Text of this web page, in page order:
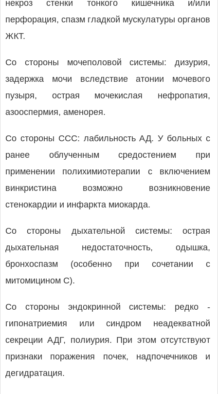
некроз стенки тонкого кишечника и/или
перфорация, спазм гладкой мускулатуры органов
ЖКТ.
Со стороны мочеполовой системы: дизурия,
задержка мочи вследствие атонии мочевого
пузыря, острая мочекислая нефропатия,
азооспермия, аменорея.
Со стороны ССС: лабильность АД. У больных с
ранее облученным средостением при
применении полихимиотерапии с включением
винкристина возможно возникновение
стенокардии и инфаркта миокарда.
Со стороны дыхательной системы: острая
дыхательная недостаточность, одышка,
бронхоспазм (особенно при сочетании с
митомицином С).
Со стороны эндокринной системы: редко -
гипонатриемия или синдром неадекватной
секреции АДГ, полиурия. При этом отсутствуют
признаки поражения почек, надпочечников и
дегидратация.